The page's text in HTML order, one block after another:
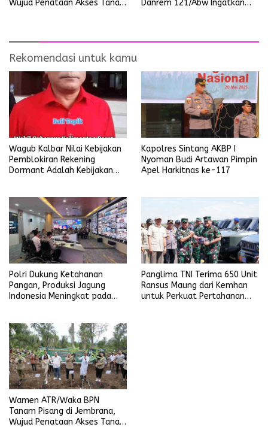
Wujud Penataan Akses Tanah
Danrem 121/Abw Ingatkan
Rekomendasi untuk kamu
Wagub Kalbar Nilai Kebijakan
Pemblokiran Rekening
Dormant Adalah Kebijakan
Kapolres Sintang AKBP I
Nyoman Budi Artawan Pimpin
Apel Harkitnas ke-117
Polri Dukung Ketahanan
Pangan, Produksi Jagung
Indonesia Meningkat pada
Panglima TNI Terima 650 Unit
Ransus Maung dari Kemhan
untuk Perkuat Pertahanan
Wamen ATR/Waka BPN
Tanam Pisang di Jembrana,
Wujud Penataan Akses Tanah